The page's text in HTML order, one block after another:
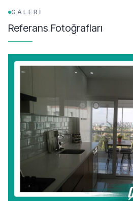
GALERİ
Referans Fotoğrafları